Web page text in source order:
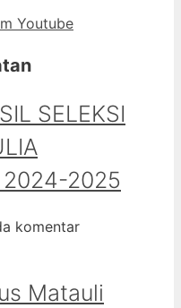
Youtube
SELEKSI
2024-2025
komentar
Matauli